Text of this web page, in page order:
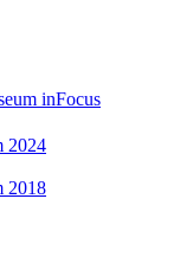
inFocus
2024
2018